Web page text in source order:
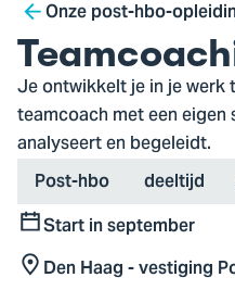
Hogeschool,
ga
naar
de
homepagina
Breadcrumb
Onze post-hbo-
Je ontwikkelt je in je
teamcoach met een
analyseert en begeleidt.
Type
Post-hbo Variant
deeltijd
StartStart in september
Locatie
Den Haag - vestiging